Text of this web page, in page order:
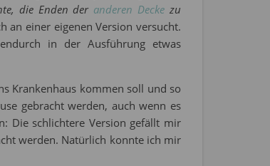
die Enden der anderen Decke zu
an einer eigenen Version versucht.
in der Ausführung etwas
Krankenhaus kommen soll und so
gebracht werden, auch wenn es
Die schlichtere Version gefällt mir
werden. Natürlich konnte ich mir